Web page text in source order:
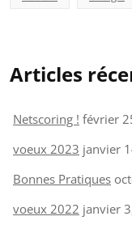
Articles
Netscoring ! février
voeux 2023 janvier
Bonnes Pratiques
voeux 2022 janvier